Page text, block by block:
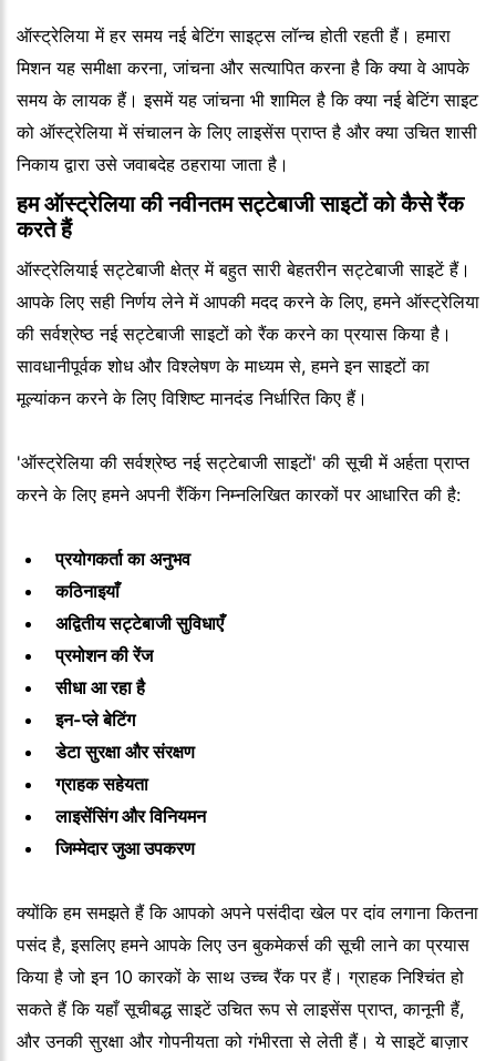
ऑस्ट्रेलिया में हर समय नई बेटिंग साइट्स लॉन्च होती रहती हैं। हमारा
मिशन यह समीक्षा करना, जांचना और सत्यापित करना है कि क्या वे आपके
समय के लायक हैं। इसमें यह जांचना भी शामिल है कि क्या नई बेटिंग साइट
को ऑस्ट्रेलिया में संचालन के लिए लाइसेंस प्राप्त है और क्या उचित शासी
निकाय द्वारा उसे जवाबदेह ठहराया जाता है।
हम ऑस्ट्रेलिया की नवीनतम सट्टेबाजी साइटों को कैसे रैंक
करते हैं
ऑस्ट्रेलियाई सट्टेबाजी क्षेत्र में बहुत सारी बेहतरीन सट्टेबाजी साइटें हैं।
आपके लिए सही निर्णय लेने में आपकी मदद करने के लिए, हमने ऑस्ट्रेलिया
की सर्वश्रेष्ठ नई सट्टेबाजी साइटों को रैंक करने का प्रयास किया है।
सावधानीपूर्वक शोध और विश्लेषण के माध्यम से, हमने इन साइटों का
मूल्यांकन करने के लिए विशिष्ट मानदंड निर्धारित किए हैं।
'ऑस्ट्रेलिया की सर्वश्रेष्ठ नई सट्टेबाजी साइटों' की सूची में अर्हता प्राप्त
करने के लिए हमने अपनी रैंकिंग निम्नलिखित कारकों पर आधारित की है:
प्रयोगकर्ता का अनुभव
कठिनाइयाँ
अद्वितीय सट्टेबाजी सुविधाएँ
प्रमोशन की रेंज
सीधा आ रहा है
इन-प्ले बेटिंग
डेटा सुरक्षा और संरक्षण
ग्राहक सहेयता
लाइसेंसिंग और विनियमन
जिम्मेदार जुआ उपकरण
क्योंकि हम समझते हैं कि आपको अपने पसंदीदा खेल पर दांव लगाना कितना
पसंद है, इसलिए हमने आपके लिए उन बुकमेकर्स की सूची लाने का प्रयास
किया है जो इन 10 कारकों के साथ उच्च रैंक पर हैं। ग्राहक निश्चिंत हो
सकते हैं कि यहाँ सूचीबद्ध साइटें उचित रूप से लाइसेंस प्राप्त, कानूनी हैं,
और उनकी सुरक्षा और गोपनीयता को गंभीरता से लेती हैं। ये साइटें बाज़ार